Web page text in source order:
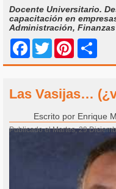
Docente Universitario.
capacitación en
Administración,
Facebook
Twitter Pinterest
Las Vasijas…
Escrito por Enrique
Publicado el Martes, 29